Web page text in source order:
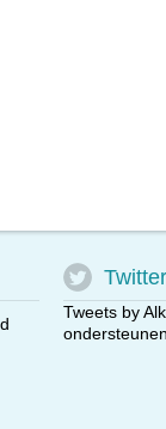
Twitter
Tweets by